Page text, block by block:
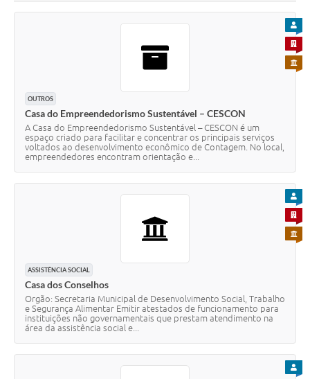
OUTROS
Casa do Empreendedorismo Sustentável – CESCON
A Casa do Empreendedorismo Sustentável – CESCON é um
espaço criado para facilitar e concentrar os principais serviços
voltados ao desenvolvimento econômico de Contagem. No local,
empreendedores encontram orientação e...
PARA
PARA
ASSISTÊNCIA SOCIAL
Casa dos Conselhos
Orgão: Secretaria Municipal de Desenvolvimento Social, Trabalho
e Segurança Alimentar Emitir atestados de funcionamento para
instituições não governamentais que prestam atendimento na
área da assistência social e...
PARA
PARA